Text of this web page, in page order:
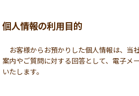
個人情報の利用目的
お客様からお預かりした個人情報は、当
案内やご質問に対する回答として、電子メ
いたします。